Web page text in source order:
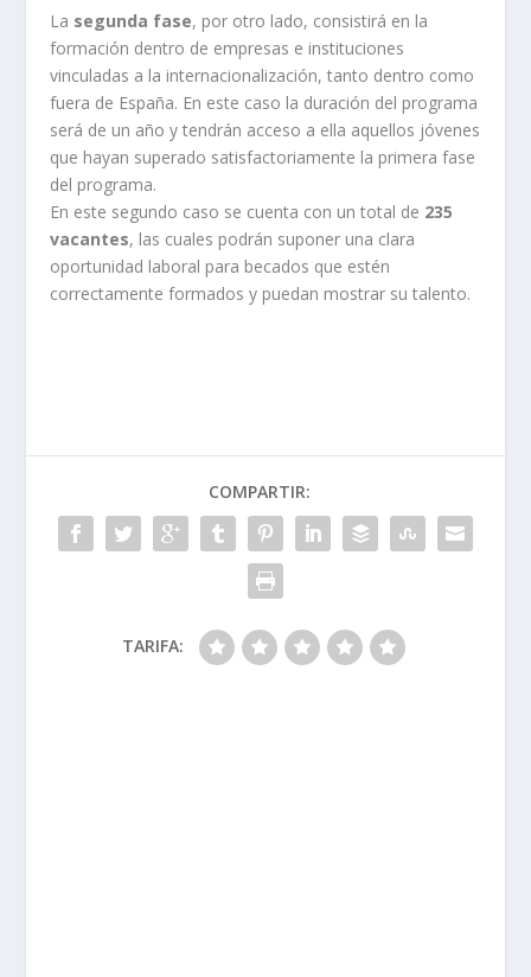
La segunda fase, por otro lado, consistirá en la
formación dentro de empresas e instituciones
vinculadas a la internacionalización, tanto dentro como
fuera de España. En este caso la duración del programa
será de un año y tendrán acceso a ella aquellos jóvenes
que hayan superado satisfactoriamente la primera fase
del programa.
En este segundo caso se cuenta con un total de 235
vacantes, las cuales podrán suponer una clara
oportunidad laboral para becados que estén
correctamente formados y puedan mostrar su talento.
COMPARTIR:
TARIFA: